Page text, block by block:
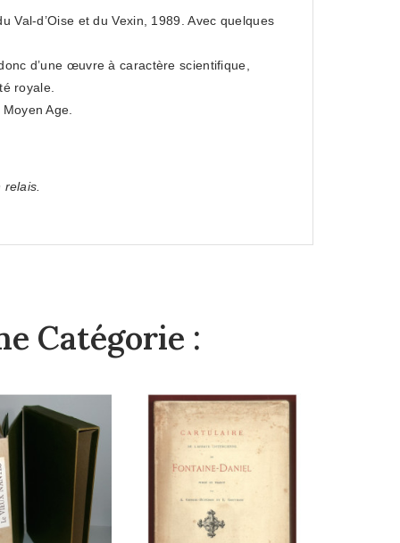
Val-d’Oise et du Vexin, 1989. Avec quelques
d’une œuvre à caractère scientifique,
royale.
Age.
relais.
Catégorie :